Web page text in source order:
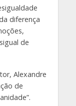
diferença
de
Alexandre
de